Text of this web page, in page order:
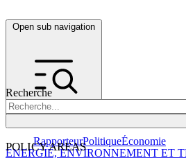
Open sub navigation
Recherche
POLICY AREAS
RapporteurPolitiqueÉconomie
ENERGIE, ENVIRONNEMENT ET